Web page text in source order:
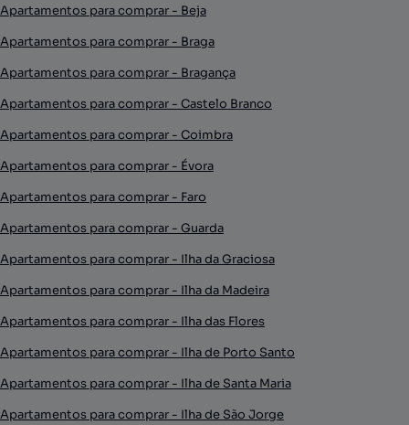
Apartamentos para comprar - Beja
Apartamentos para comprar - Braga
Apartamentos para comprar - Bragança
Apartamentos para comprar - Castelo Branco
Apartamentos para comprar - Coimbra
Apartamentos para comprar - Évora
Apartamentos para comprar - Faro
Apartamentos para comprar - Guarda
Apartamentos para comprar - Ilha da Graciosa
Apartamentos para comprar - Ilha da Madeira
Apartamentos para comprar - Ilha das Flores
Apartamentos para comprar - Ilha de Porto Santo
Apartamentos para comprar - Ilha de Santa Maria
Apartamentos para comprar - Ilha de São Jorge